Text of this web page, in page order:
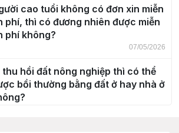
cao tuổi không có đơn xin miễn
phí, thì có đương nhiên được miễn
phí không?
07/05/2026
thu hồi đất nông nghiệp thì có thể
bồi thường bằng đất ở hay nhà ở